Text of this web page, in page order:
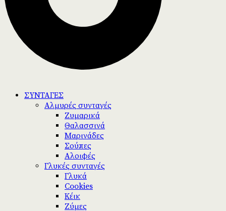
ΣΥΝΤΑΓΕΣ
Αλμυρές συνταγές
Ζυμαρικά
Θαλασσινά
Μαρινάδες
Σούπες
Αλοιφές
Γλυκές συνταγές
Γλυκά
Cookies
Κέικ
Ζύμες